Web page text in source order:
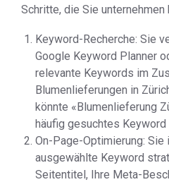
Schritte, die Sie unternehmen
Keyword-Recherche: Sie
Google Keyword Planner
relevante Keywords im
Blumenlieferungen in
könnte «Blumenlieferung
häufig gesuchtes Keyword
On-Page-Optimierung: Sie
ausgewählte Keyword
Seitentitel, Ihre Meta-